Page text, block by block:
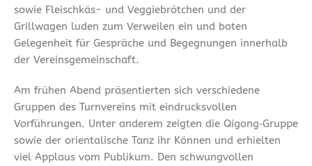
sowie Fleischkäs- und Veggiebrötchen und der
Grillwagen luden zum Verweilen ein und boten
Gelegenheit für Gespräche und Begegnungen innerhalb
der Vereinsgemeinschaft.
Am frühen Abend präsentierten sich verschiedene
Gruppen des Turnvereins mit eindrucksvollen
Vorführungen. Unter anderem zeigten die Qigong‑Gruppe
sowie der orientalische Tanz ihr Können und erhielten
viel Applaus vom Publikum. Den schwungvollen